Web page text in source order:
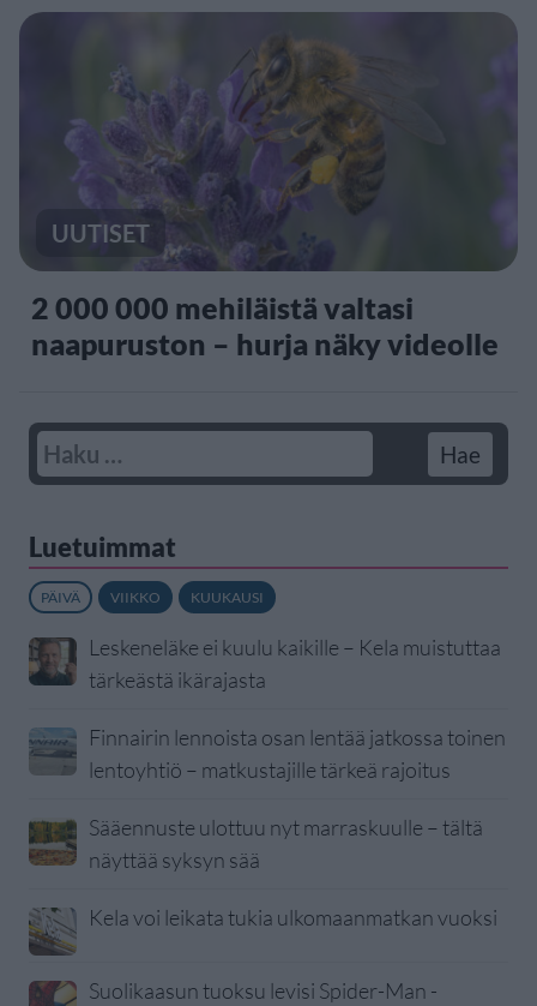
UUTISET
2 000 000 mehiläistä valtasi
naapuruston – hurja näky videolle
Luetuimmat
PÄIVÄ VIIKKO KUUKAUSI
Leskeneläke ei kuulu kaikille – Kela muistuttaa
tärkeästä ikärajasta
Finnairin lennoista osan lentää jatkossa toinen
lentoyhtiö – matkustajille tärkeä rajoitus
Sääennuste ulottuu nyt marraskuulle – tältä
näyttää syksyn sää
Kela voi leikata tukia ulkomaanmatkan vuoksi
Suolikaasun tuoksu levisi Spider-Man -